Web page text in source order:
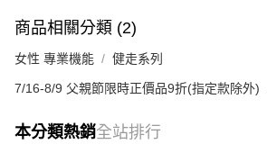
商品相關分類 (2)
女性 專業機能 健走系列
7/16-8/9 父親節限時正價品9折(指定款除外)
本分類熱銷全站排行